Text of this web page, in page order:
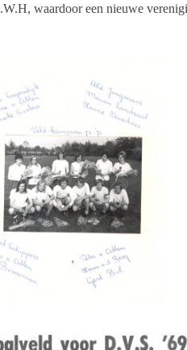
waardoor een nieuwe